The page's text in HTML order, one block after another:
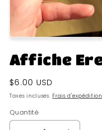
Affiche
Prix
habituel
$6.00 USD
Taxes incluses. Frais d'expédition
Quantité